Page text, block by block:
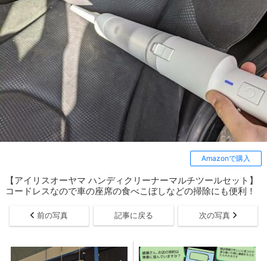
Amazonで購入
【アイリスオーヤマ ハンディクリーナーマルチツールセット】
コードレスなので車の座席の食べこぼしなどの掃除にも便利！
前の写真 記事に戻る 次の写真